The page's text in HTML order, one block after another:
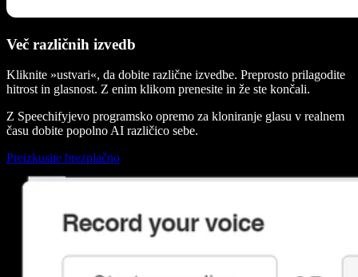
Več različnih izvedb
Kliknite »ustvari«, da dobite različne izvedbe. Preprosto prilagodite
hitrost in glasnost. Z enim klikom prenesite in že ste končali.
Z Speechifyjevo programsko opremo za kloniranje glasu v realnem
času dobite popolno AI različico sebe.
Preizkusite brezplačno